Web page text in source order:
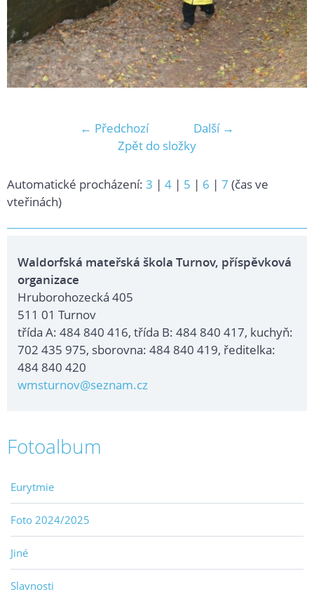
← Předchozí
Další →
Zpět do složky
Automatické procházení: 3 | 4 | 5 | 6 | 7 (čas ve
vteřinách)
Waldorfská mateřská škola Turnov, příspěvková
organizace
Hruborohozecká 405
511 01 Turnov
třída A: 484 840 416, třída B: 484 840 417, kuchyň:
702 435 975, sborovna: 484 840 419, ředitelka:
484 840 420
wmsturnov@seznam.cz
Fotoalbum
Eurytmie
Foto 2024/2025
Jiné
Slavnosti